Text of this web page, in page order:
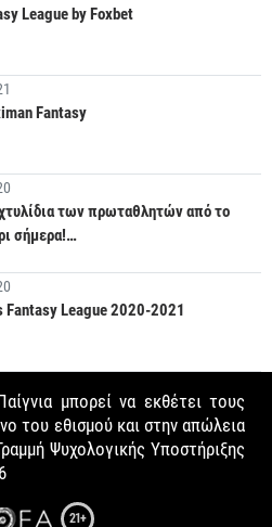
League by Foxbet
Fantasy
των πρωταθλητών από το
σήμερα!…
Fantasy League 2020-2021
μπορεί να εκθέτει τους
του εθισμού και στην απώλεια
Ψυχολογικής Υποστήριξης
21+